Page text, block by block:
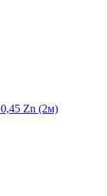
Zn (2м)